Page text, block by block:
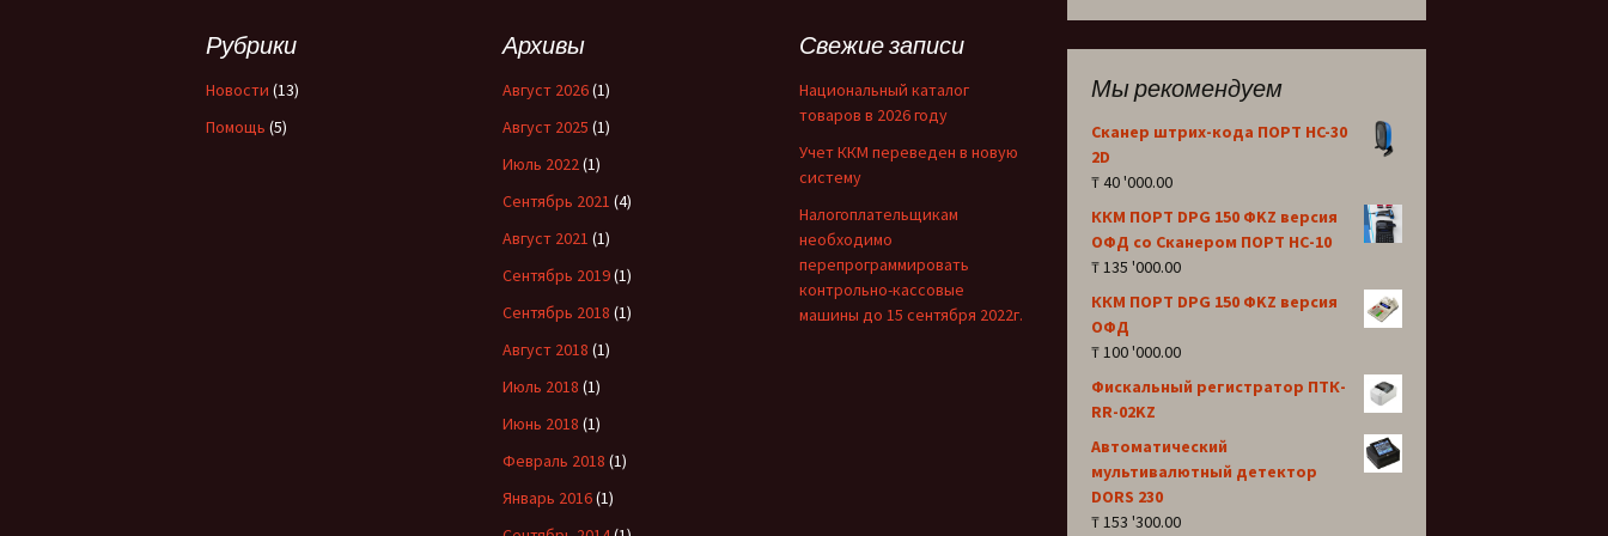
Мы рекомендуем
Сканер штрих-кода ПОРТ HC-30
2D
₸40 '000.00
ККМ ПОРТ DPG 150 ФKZ версия
OФД со Сканером ПОРТ НС-10
₸135 '000.00
ККМ ПОРТ DPG 150 ФKZ версия
OФД
₸100 '000.00
Фискальный регистратор ПТК-
RR-02KZ
Автоматический
мультивалютный детектор
DORS 230
₸153 '300.00
Рубрики
Новости (13)
Помощь (5)
Архивы
Август 2026(1)
Август 2025 (1)
Июль 2022(1)
Сентябрь 2021 (4)
Август 2021 (1)
Сентябрь 2019(1)
Сентябрь 2018 (1)
Август 2018 (1)
Июль 2018 (1)
Июнь 2018 (1)
Февраль 2018 (1)
Январь 2016(1)
Свежие записи
Национальный каталог
товаров в 2026 году
Учет ККМ переведен в новую
систему
Налогоплательщикам
необходимо
перепрограммировать
контрольно-кассовые
машины до 15 сентября 2022г.